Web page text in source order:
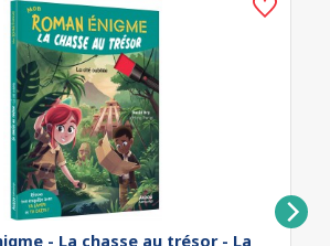
- La chasse au trésor - La